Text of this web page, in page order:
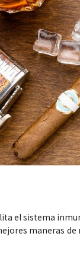
el sistema
maneras